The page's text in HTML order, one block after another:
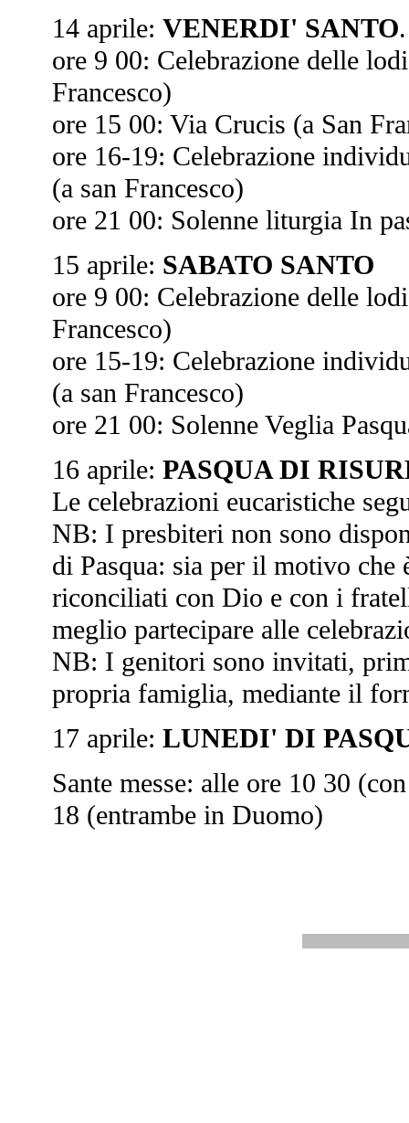
14 aprile: VENERDI' SANTO
ore 9 00: Celebrazione delle
Francesco)
ore 15 00: Via Crucis (a San
ore 16-19: Celebrazione
(a san Francesco)
ore 21 00: Solenne liturgia In
15 aprile: SABATO SANTO
ore 9 00: Celebrazione delle
Francesco)
ore 15-19: Celebrazione
(a san Francesco)
ore 21 00: Solenne Veglia
16 aprile: PASQUA DI
Le celebrazioni eucaristiche
NB: I presbiteri non sono
di Pasqua: sia per il motivo che
riconciliati con Dio e con i
meglio partecipare alle
NB: I genitori sono invitati,
propria famiglia, mediante il
17 aprile: LUNEDI' DI
Sante messe: alle ore 10 30
18 (entrambe in Duomo)